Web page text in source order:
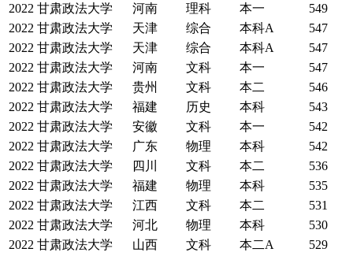
2022 甘肃政法大学 河南 理科 本一
549
2022 甘肃政法大学 天津 综合 本科A
547
2022 甘肃政法大学 天津 综合 本科A
547
2022 甘肃政法大学 河南 文科 本一
547
2022 甘肃政法大学 贵州 文科 本二
546
2022 甘肃政法大学 福建 历史 本科
543
2022 甘肃政法大学 安徽 文科 本一
542
2022 甘肃政法大学 广东 物理 本科
542
2022 甘肃政法大学 四川 文科 本二
536
2022 甘肃政法大学 福建 物理 本科
535
2022 甘肃政法大学 江西 文科 本二
531
2022 甘肃政法大学 河北 物理 本科
530
2022 甘肃政法大学 山西 文科 本二A
529